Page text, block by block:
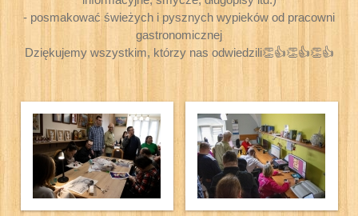
- posmakować świeżych i pysznych wypieków od pracowni
gastronomicznej
Dziękujemy wszystkim, którzy nas odwiedzili👏👍👏👍👏👍